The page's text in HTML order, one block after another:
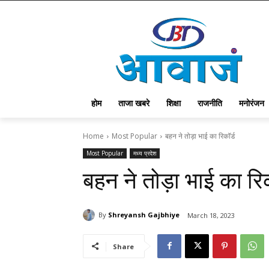
होम ताजा खबरे शिक्षा राजनीति मनोरंजन
Home Most Popular बहन ने तोड़ा भाई का रिकॉर्ड
Most Popular मध्य प्रदेश
बहन ने तोड़ा भाई का
By Shreyansh Gajbhiye March 18, 2023
Share